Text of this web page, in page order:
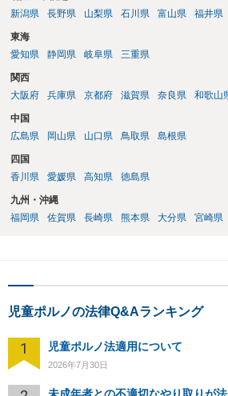
新潟県
長野県 山梨県 石川県 富山県 福井県
東海
愛知県
静岡県 岐阜県 三重県
関西
大阪府
兵庫県 京都府 滋賀県 奈良県 和歌山
中国
広島県
岡山県 山口県 鳥取県 島根県
四国
香川県
愛媛県 高知県 徳島県
九州・沖縄
福岡県
佐賀県 長崎県 熊本県 大分県 宮崎県
児童ポルノの法律Q&Aランキング
1 児童ポルノ法適用について
2026年7月30日